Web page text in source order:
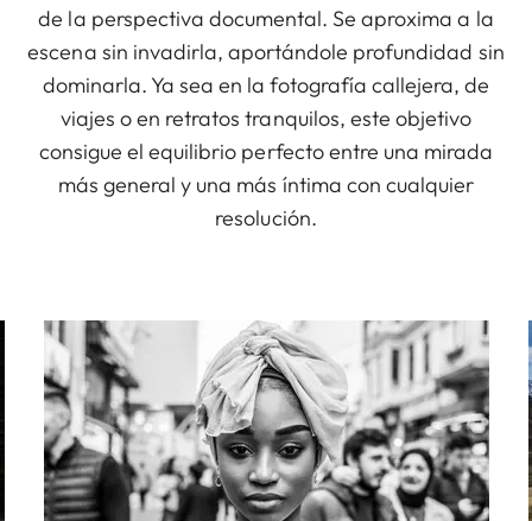
de la perspectiva documental. Se aproxima a la
escena sin invadirla, aportándole profundidad sin
dominarla. Ya sea en la fotografía callejera, de
viajes o en retratos tranquilos, este objetivo
consigue el equilibrio perfecto entre una mirada
más general y una más íntima con cualquier
resolución.